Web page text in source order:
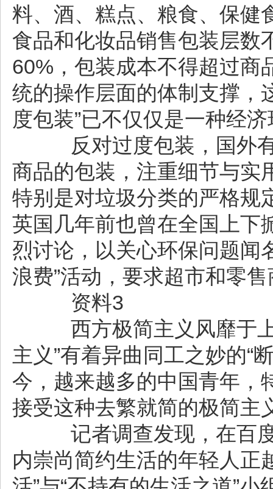
料、酒、糕点、粮食、保健
食品和化妆品销售包装层数
60%，包装成本不得超过商
统的操作层面的体制支撑，
度包装”已不仅仅是一种经
反对过度包装，国外有
商品的包装，注重细节与实
特别是对垃圾分类的严格规
英国几年前也曾在全国上下
烈讨论，以关心环保问题闻
浪费”活动，要求超市和零
资料3
西方极简主义风靡于上
主义”有着异曲同工之妙的“
今，越来越多的中国青年，
接受这种去繁就简的极简主
记者调查发现，在百度
内崇尚简约生活的年轻人正